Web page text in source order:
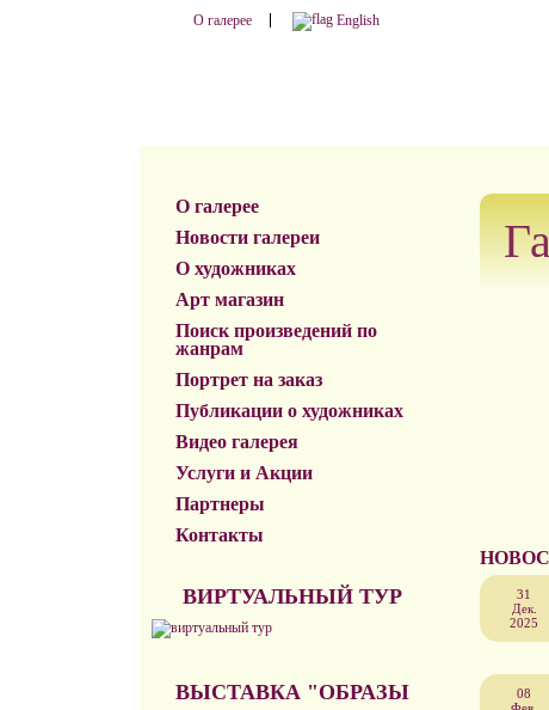
О галерее English
О галерее
Новости галереи
О художниках
Арт магазин
Поиск произведений по
жанрам
Портрет на заказ
Публикации о художниках
Видео галерея
Услуги и Акции
Партнеры
Контакты
ВИРТУАЛЬНЫЙ ТУР
ВЫСТАВКА "ОБРАЗЫ
31
Дек.
2025
08